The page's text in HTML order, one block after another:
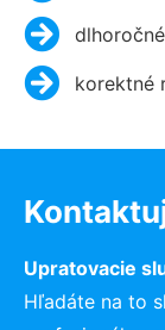
korektné
Upratovacie
Hľadáte na to